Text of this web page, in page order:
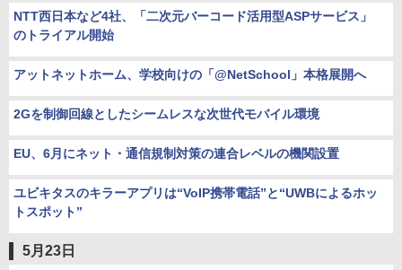
NTT西日本など4社、「二次元バーコード活用型ASPサービス」
のトライアル開始
アットネットホーム、学校向けの「@NetSchool」本格展開へ
2Gを制御回線としたシームレスな次世代モバイル環境
EU、6月にネット・通信規制対策の連合レベルの機関設置
ユビキタスのキラーアプリは“VoIP携帯電話”と“UWBによるホッ
トスポット”
5月23日